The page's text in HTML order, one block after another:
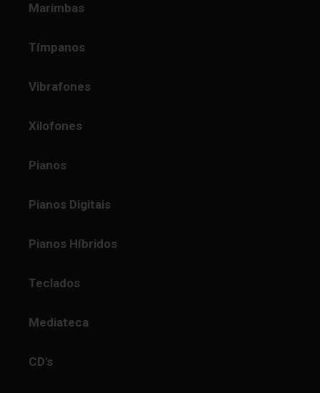
Marimbas
Tímpanos
Vibrafones
Xilofones
Pianos
Pianos Digitais
Pianos Híbridos
Teclados
Mediateca
CD's